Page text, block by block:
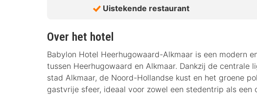
Uistekende restaurant
Over het hotel
Babylon Hotel Heerhugowaard-Alkmaar is een modern
tussen Heerhugowaard en Alkmaar. Dankzij de centrale
stad Alkmaar, de Noord-Hollandse kust en het groene
gastvrije sfeer, ideaal voor zowel een stedentrip als een